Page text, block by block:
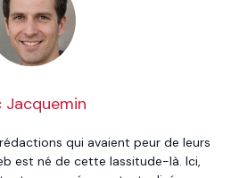
Jacquemin
qui avaient peur de leurs
est né de cette lassitude-là. Ici,